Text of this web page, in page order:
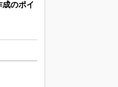
のポイ